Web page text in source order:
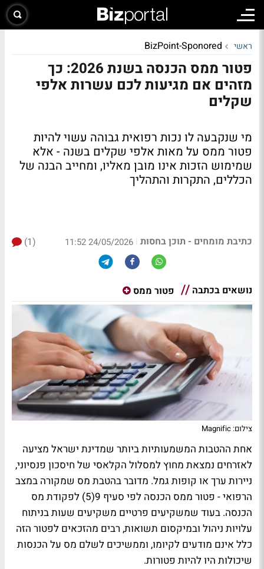
ראשי BizPoint-Sponored
פטור ממס הכנסה בשנת 2026: כך
מזהים אם מגיעות לכם עשרות אלפי
שקלים
מי שנקבעה לו נכות רפואית גבוהה עשוי להיות
פטור ממס על מאות אלפי שקלים בשנה - אלא
שמימוש הזכות אינו מובן מאליו, ומחייב הבנה של
הכללים, התקרות והתהליך
כתיבת מומחים - תוכן בחסות |
24/05/2026 11:52
(1)
נושאים בכתבה פטור ממס
צילום: Magnific
אחת ההטבות המשמעותיות ביותר שמדינת ישראל מציעה
לאזרחים נמצאת מחוץ למסלול הקלאסי של חיסכון פנסיוני,
ניירות ערך או קופות גמל. מדובר בהטבת מס שמקורה במצב
הרפואי - פטור ממס הכנסה לפי סעיף 9(5) לפקודת מס
הכנסה. בעוד שמשקיעים פרטיים משקיעים שעות בניתוח
עלויות ניהול ובמיקסום תשואות, רבים מהזכאים לפטור הזה
כלל אינם מודעים לקיומו, וממשיכים לשלם מס על הכנסות
שיכולות היו להיות פטורות.